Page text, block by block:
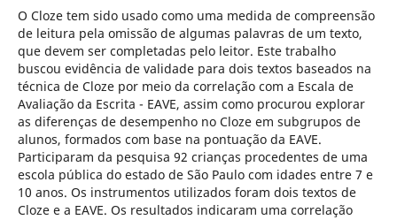
O Cloze tem sido usado como uma medida de compreensão
de leitura pela omissão de algumas palavras de um texto,
que devem ser completadas pelo leitor. Este trabalho
buscou evidência de validade para dois textos baseados na
técnica de Cloze por meio da correlação com a Escala de
Avaliação da Escrita - EAVE, assim como procurou explorar
as diferenças de desempenho no Cloze em subgrupos de
alunos, formados com base na pontuação da EAVE.
Participaram da pesquisa 92 crianças procedentes de uma
escola pública do estado de São Paulo com idades entre 7 e
10 anos. Os instrumentos utilizados foram dois textos de
Cloze e a EAVE. Os resultados indicaram uma correlação